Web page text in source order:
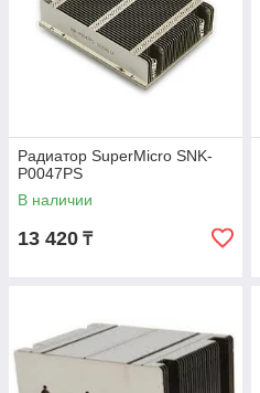
Радиатор SuperMicro SNK-
P0047PS
В наличии
13 420 ₸